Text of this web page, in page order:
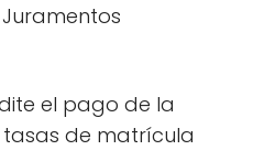
el pago de la
de matrícula